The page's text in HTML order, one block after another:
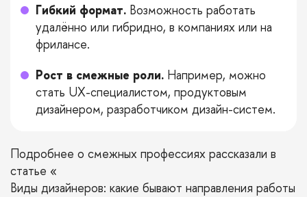
Гибкий формат. Возможность работать
удалённо или гибридно, в компаниях или на
фрилансе.
Рост в смежные роли. Например, можно
стать UX-специалистом, продуктовым
дизайнером, разработчиком дизайн-систем.
Подробнее о смежных профессиях рассказали в
статье «
Виды дизайнеров: какие бывают направления работы